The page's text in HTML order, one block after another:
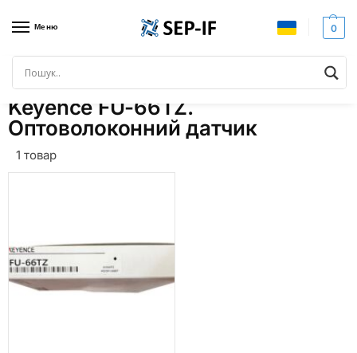
Меню 0
Головна Товари з позначками “Keyence FU-66TZ. Оптоволоконний датчик”
Keyence FU-66TZ.
Оптоволоконний датчик
1 товар